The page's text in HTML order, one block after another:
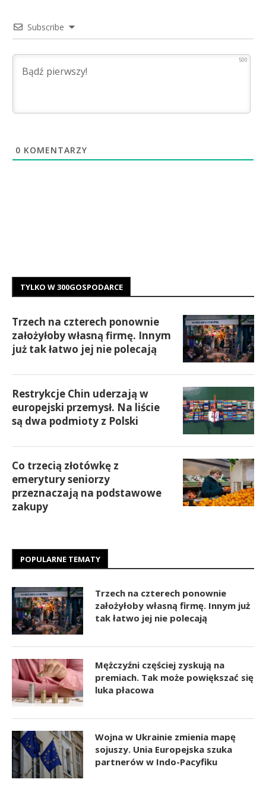
Subscribe
500
0 KOMENTARZY
TYLKO W 300GOSPODARCE
Trzech na czterech ponownie
założyłoby własną firmę. Innym
już tak łatwo jej nie polecają
Restrykcje Chin uderzają w
europejski przemysł. Na liście
są dwa podmioty z Polski
Co trzecią złotówkę z
emerytury seniorzy
przeznaczają na podstawowe
zakupy
POPULARNE TEMATY
Trzech na czterech ponownie
założyłoby własną firmę. Innym już
tak łatwo jej nie polecają
Mężczyźni częściej zyskują na
premiach. Tak może powiększać się
luka płacowa
Wojna w Ukrainie zmienia mapę
sojuszy. Unia Europejska szuka
partnerów w Indo-Pacyfiku